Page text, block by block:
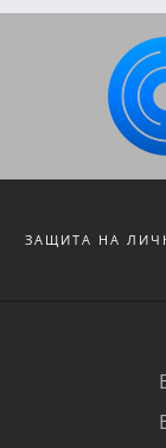
ЗАЩИТА НА